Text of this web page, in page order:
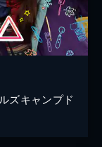
ズキャンプド